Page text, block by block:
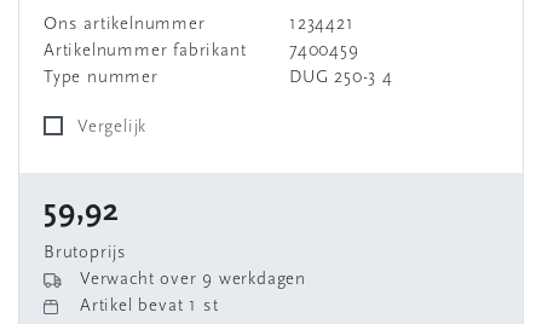
Ons artikelnummer
1234421
Artikelnummer fabrikant
7400459
Type nummer
DUG 250-3 4
Vergelijk
59,92
Brutoprijs
Verwacht over 9 werkdagen
Artikel bevat 1 st